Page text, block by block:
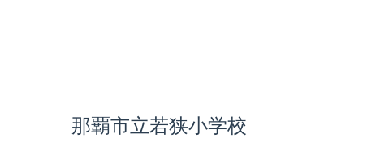
那覇市立若狭小学校